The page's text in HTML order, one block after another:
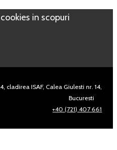
in scopuri
cladirea ISAF, Calea Giulesti nr. 14,
Bucuresti
+40 (721) 407 661